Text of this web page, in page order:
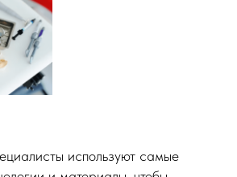
используют самые